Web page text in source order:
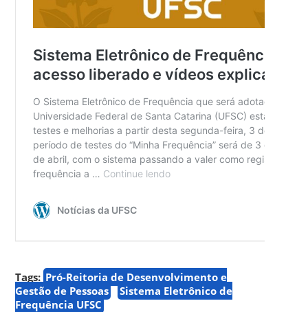
Tags: Pró-Reitoria de Desenvolvimento e
Gestão de Pessoas
Sistema Eletrônico de
Frequência UFSC